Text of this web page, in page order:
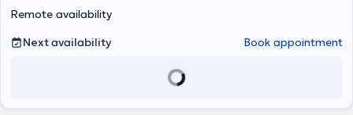
Ελληνικής Αγγειοχειρουργικής Εταιρείας.
experience both in Greece and Germany, he participates in the
conferences, while at his private practice he provides specialized
Remote availability
Next availability
Book appointment